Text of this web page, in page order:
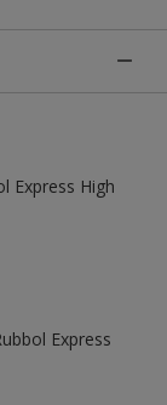
Express High
Express